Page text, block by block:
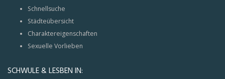
Schnellsuche
Städteübersicht
Charaktereigenschaften
Sexuelle Vorlieben
SCHWULE & LESBEN IN: